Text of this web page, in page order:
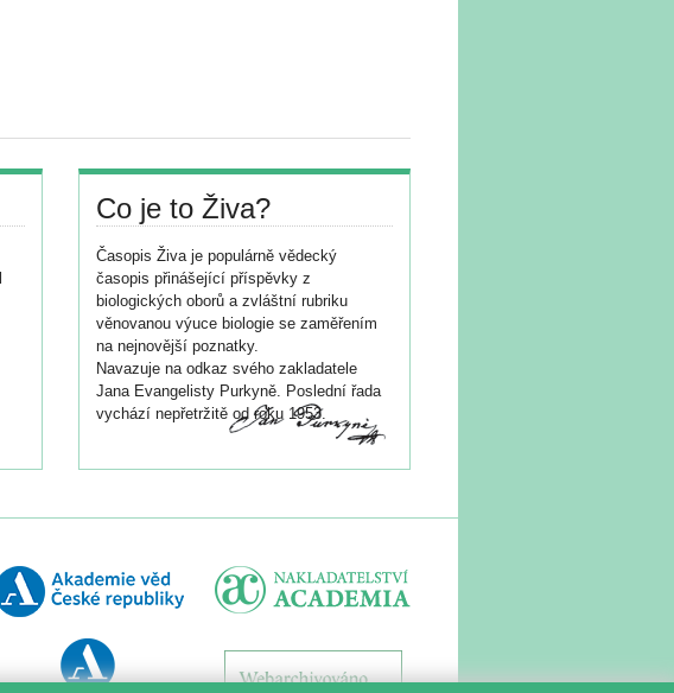
Co je to Živa?
Časopis Živa je populárně vědecký
časopis přinášející příspěvky z
biologických oborů a zvláštní rubriku
věnovanou výuce biologie se zaměřením
na nejnovější poznatky.
Navazuje na odkaz svého zakladatele
Jana Evangelisty Purkyně. Poslední řada
vychází nepřetržitě od roku 1953.